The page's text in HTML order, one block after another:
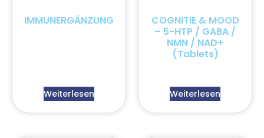
IMMUNERGÄNZUNG
Weiterlesen
COGNITIE & MOOD
– 5-HTP / GABA /
NMN / NAD+
(Tablets)
Weiterlesen